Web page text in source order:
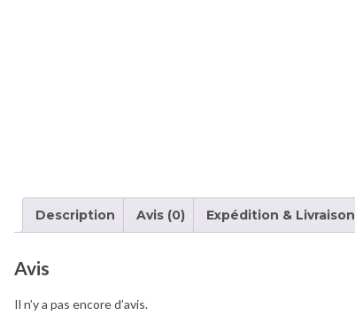
Description Avis (0) Expédition & Livraison
Avis
Il n’y a pas encore d’avis.